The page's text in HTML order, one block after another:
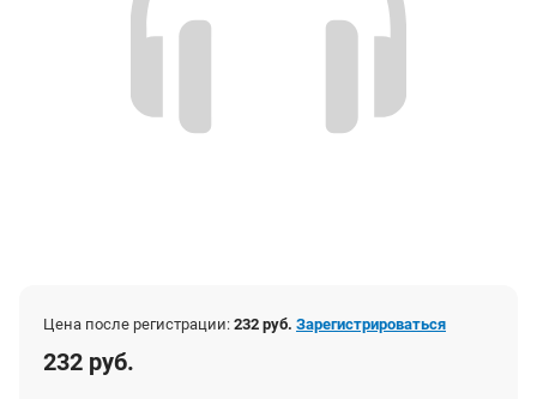
Цена после регистрации: 232 руб. Зарегистрироваться
232 руб.